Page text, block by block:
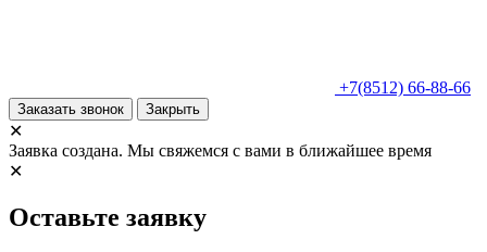
+7(8512) 66-88-66
Заказать звонок Закрыть
✕
Заявка создана. Мы свяжемся с вами в ближайшее время
✕
Оставьте заявку